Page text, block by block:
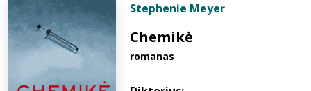
Stephenie Meyer
Chemikė
romanas